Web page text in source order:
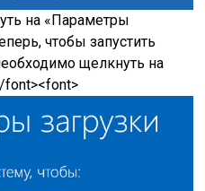
на «Параметры
чтобы запустить
щелкнуть на
font><font>